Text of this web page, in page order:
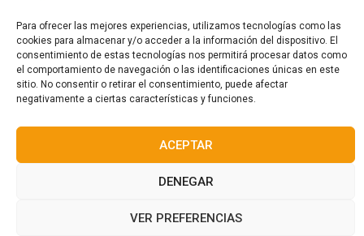
Para ofrecer las mejores experiencias, utilizamos tecnologías como las
cookies para almacenar y/o acceder a la información del dispositivo. El
consentimiento de estas tecnologías nos permitirá procesar datos como
el comportamiento de navegación o las identificaciones únicas en este
sitio. No consentir o retirar el consentimiento, puede afectar
negativamente a ciertas características y funciones.
ACEPTAR
DENEGAR
VER PREFERENCIAS
08024 Barcelona
© 2023 Todos los derechos reservados
Diseñado y fabricado en Barcelona